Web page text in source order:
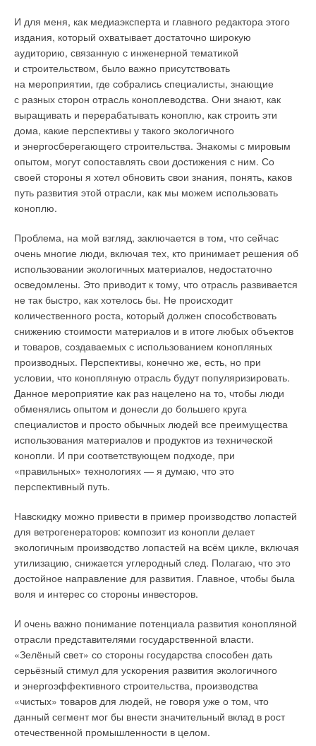
И для меня, как медиаэксперта и главного редактора этого
издания, который охватывает достаточно широкую
аудиторию, связанную с инженерной тематикой
и строительством, было важно присутствовать
на мероприятии, где собрались специалисты, знающие
с разных сторон отрасль коноплеводства. Они знают, как
выращивать и перерабатывать коноплю, как строить эти
дома, какие перспективы у такого экологичного
и энергосберегающего строительства. Знакомы с мировым
опытом, могут сопоставлять свои достижения с ним. Со
своей стороны я хотел обновить свои знания, понять, каков
путь развития этой отрасли, как мы можем использовать
коноплю.
Проблема, на мой взгляд, заключается в том, что сейчас
очень многие люди, включая тех, кто принимает решения об
использовании экологичных материалов, недостаточно
осведомлены. Это приводит к тому, что отрасль развивается
не так быстро, как хотелось бы. Не происходит
количественного роста, который должен способствовать
снижению стоимости материалов и в итоге любых объектов
и товаров, создаваемых с использованием конопляных
производных. Перспективы, конечно же, есть, но при
условии, что конопляную отрасль будут популяризировать.
Данное мероприятие как раз нацелено на то, чтобы люди
обменялись опытом и донесли до большего круга
специалистов и просто обычных людей все преимущества
использования материалов и продуктов из технической
конопли. И при соответствующем подходе, при
«правильных» технологиях — я думаю, что это
перспективный путь.
Навскидку можно привести в пример производство лопастей
для ветрогенераторов: композит из конопли делает
экологичным производство лопастей на всём цикле, включая
утилизацию, снижается углеродный след. Полагаю, что это
достойное направление для развития. Главное, чтобы была
воля и интерес со стороны инвесторов.
И очень важно понимание потенциала развития конопляной
отрасли представителями государственной власти.
«Зелёный свет» со стороны государства способен дать
серьёзный стимул для ускорения развития экологичного
и энергоэффективного строительства, производства
«чистых» товаров для людей, не говоря уже о том, что
данный сегмент мог бы внести значительный вклад в рост
отечественной промышленности в целом.